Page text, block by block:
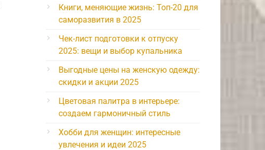
Книги, меняющие жизнь: Топ-20 для
саморазвития в 2025
Чек-лист подготовки к отпуску
2025: вещи и выбор купальника
Выгодные цены на женскую одежду:
скидки и акции 2025
Цветовая палитра в интерьере:
создаем гармоничный стиль
Хобби для женщин: интересные
увлечения и идеи 2025